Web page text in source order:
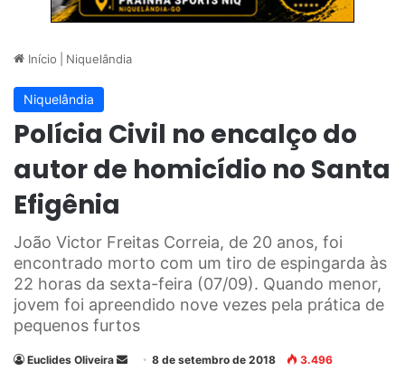
Início Niquelândia
Niquelândia
Polícia Civil no encalço do
autor de homicídio no Santa
Efigênia
João Victor Freitas Correia, de 20 anos, foi
encontrado morto com um tiro de espingarda às
22 horas da sexta-feira (07/09). Quando menor,
jovem foi apreendido nove vezes pela prática de
pequenos furtos
Euclides Oliveira 8 de setembro de 2018 3.496